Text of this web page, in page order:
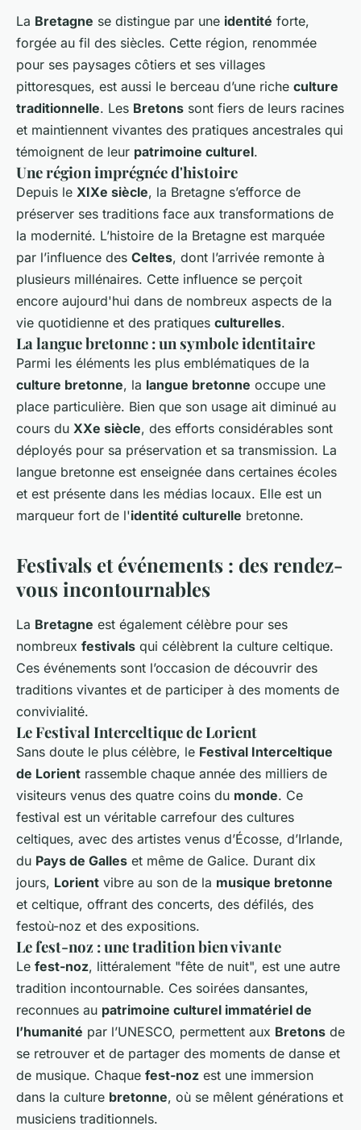
La Bretagne se distingue par une identité forte,
forgée au fil des siècles. Cette région, renommée
pour ses paysages côtiers et ses villages
pittoresques, est aussi le berceau d’une riche culture
traditionnelle. Les Bretons sont fiers de leurs racines
et maintiennent vivantes des pratiques ancestrales qui
témoignent de leur patrimoine culturel.
Une région imprégnée d'histoire
Depuis le XIXe siècle, la Bretagne s’efforce de
préserver ses traditions face aux transformations de
la modernité. L’histoire de la Bretagne est marquée
par l’influence des Celtes, dont l’arrivée remonte à
plusieurs millénaires. Cette influence se perçoit
encore aujourd'hui dans de nombreux aspects de la
vie quotidienne et des pratiques culturelles.
La langue bretonne : un symbole identitaire
Parmi les éléments les plus emblématiques de la
culture bretonne, la langue bretonne occupe une
place particulière. Bien que son usage ait diminué au
cours du XXe siècle, des efforts considérables sont
déployés pour sa préservation et sa transmission. La
langue bretonne est enseignée dans certaines écoles
et est présente dans les médias locaux. Elle est un
marqueur fort de l'identité culturelle bretonne.
Festivals et événements : des rendez-
vous incontournables
La Bretagne est également célèbre pour ses
nombreux festivals qui célèbrent la culture celtique.
Ces événements sont l’occasion de découvrir des
traditions vivantes et de participer à des moments de
convivialité.
Le Festival Interceltique de Lorient
Sans doute le plus célèbre, le Festival Interceltique
de Lorient rassemble chaque année des milliers de
visiteurs venus des quatre coins du monde. Ce
festival est un véritable carrefour des cultures
celtiques, avec des artistes venus d’Écosse, d’Irlande,
du Pays de Galles et même de Galice. Durant dix
jours, Lorient vibre au son de la musique bretonne
et celtique, offrant des concerts, des défilés, des
festoù-noz et des expositions.
Le fest-noz : une tradition bien vivante
Le fest-noz, littéralement "fête de nuit", est une autre
tradition incontournable. Ces soirées dansantes,
reconnues au patrimoine culturel immatériel de
l’humanité par l’UNESCO, permettent aux Bretons de
se retrouver et de partager des moments de danse et
de musique. Chaque fest-noz est une immersion
dans la culture bretonne, où se mêlent générations et
musiciens traditionnels.